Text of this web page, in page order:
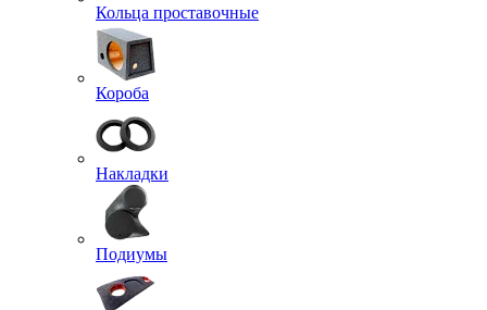
Кольца проставочные
Короба
Накладки
Подиумы